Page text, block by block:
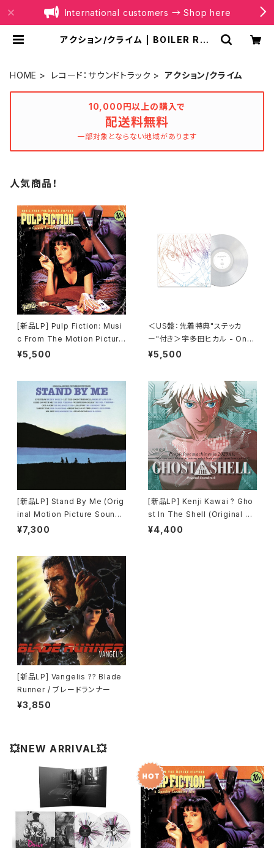
International customers → Shop here
アクション/クライム | BOILER REC
HOME レコード：サウンドトラック アクション/クライム
10,000円以上の購入で
配送料無料
一部対象とならない地域があります
人気商品！
[新品LP] Pulp Fiction: Musi
c From The Motion Picture
(180g) / パルプ・フィクション
¥5,500
＜US盤：先着特典"ステッカ
ー"付き＞宇多田ヒカル - One
Last Kiss (US Clear Vinyl)
¥5,500
[新品LP] Stand By Me (Orig
inal Motion Picture Soundt
rack) / スタンド・バイ・ミー
¥7,300
[新品LP] Kenji Kawai ? Gho
st In The Shell (Original So
undtrack) / GHOST IN THE
¥4,400
[新品LP] Vangelis ?? Blade
Runner / ブレードランナー
¥3,850
💥NEW ARRIVAL💥